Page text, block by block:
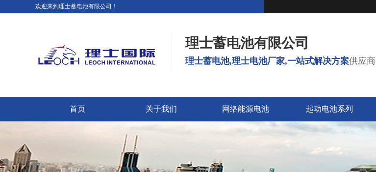
欢迎来到理士蓄电池有限公司！
理士蓄电池有限公司
理士蓄电池,理士电池厂家,一站式解决方案供应商
首页 关于我们 网络能源电池 起动电池系列